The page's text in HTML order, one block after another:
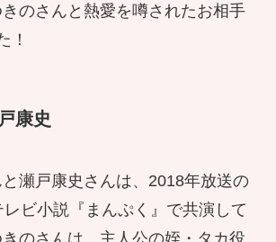
のさんと熱愛を噂されたお相手
！
康史
瀬戸康史さんは、2018年放送の
ビ小説『まんぷく』で共演して